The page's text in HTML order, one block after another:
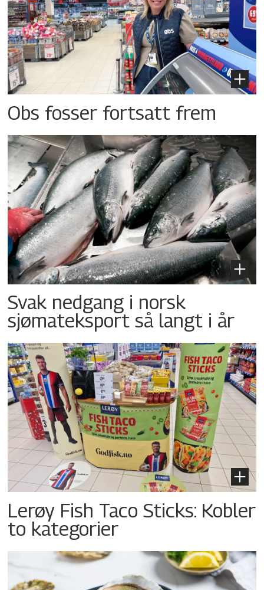
Obs fosser fortsatt frem
Svak nedgang i norsk
sjømateksport så langt i år
Lerøy Fish Taco Sticks: Kobler
to kategorier